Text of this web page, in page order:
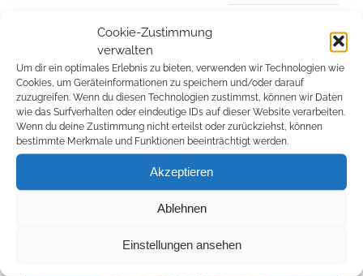
Cookie-Zustimmung
verwalten
Um dir ein optimales Erlebnis zu bieten, verwenden wir Technologien wie
Cookies, um Geräteinformationen zu speichern und/oder darauf
zuzugreifen. Wenn du diesen Technologien zustimmst, können wir Daten
wie das Surfverhalten oder eindeutige IDs auf dieser Website verarbeiten.
Wenn du deine Zustimmung nicht erteilst oder zurückziehst, können
bestimmte Merkmale und Funktionen beeinträchtigt werden.
Akzeptieren
Ablehnen
Einstellungen ansehen